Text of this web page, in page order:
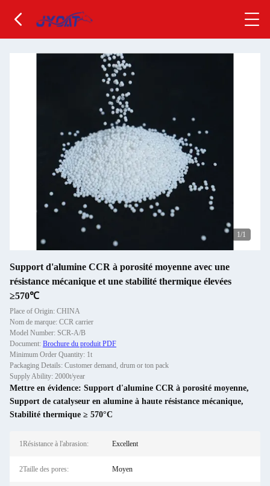
1/1
Support d'alumine CCR à porosité moyenne avec une
résistance mécanique et une stabilité thermique élevées
≥570℃
Place of Origin: CHINA
Nom de marque: CCR carrier
Model Number: SCR-A/B
Document: Brochure du produit PDF
Minimum Order Quantity: 1t
Packaging Details: Customer demand, drum or ton pack
Supply Ability: 2000t/year
Mettre en évidence: Support d'alumine CCR à porosité moyenne,
Support de catalyseur en alumine à haute résistance mécanique,
Stabilité thermique ≥ 570°C
1Résistance à l'abrasion: Excellent
2Taille des pores: Moyen